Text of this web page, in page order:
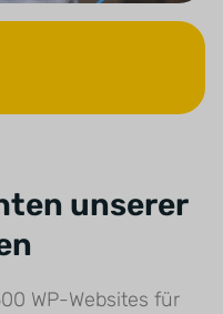
unserer
WP-Websites für